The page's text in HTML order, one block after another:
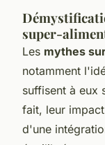
super-
Les mythes
notamment
suffisent à eux
fait, leur
d'une